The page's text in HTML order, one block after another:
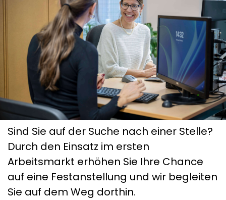
Sind Sie auf der Suche nach einer Stelle?
Durch den Einsatz im ersten
Arbeitsmarkt erhöhen Sie Ihre Chance
auf eine Festanstellung und wir begleiten
Sie auf dem Weg dorthin.